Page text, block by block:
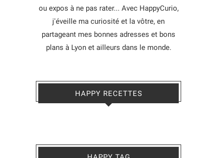
ou expos à ne pas rater... Avec HappyCurio,
j'éveille ma curiosité et la vôtre, en
partageant mes bonnes adresses et bons
plans à Lyon et ailleurs dans le monde.
HAPPY RECETTES